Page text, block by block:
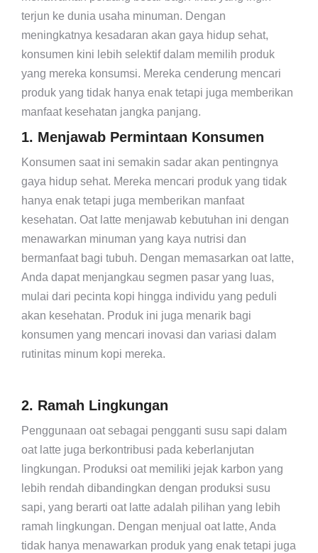
terjun ke dunia usaha minuman. Dengan
meningkatnya kesadaran akan gaya hidup sehat,
konsumen kini lebih selektif dalam memilih produk
yang mereka konsumsi. Mereka cenderung mencari
produk yang tidak hanya enak tetapi juga memberikan
manfaat kesehatan jangka panjang.
1. Menjawab Permintaan Konsumen
Konsumen saat ini semakin sadar akan pentingnya
gaya hidup sehat. Mereka mencari produk yang tidak
hanya enak tetapi juga memberikan manfaat
kesehatan. Oat latte menjawab kebutuhan ini dengan
menawarkan minuman yang kaya nutrisi dan
bermanfaat bagi tubuh. Dengan memasarkan oat latte,
Anda dapat menjangkau segmen pasar yang luas,
mulai dari pecinta kopi hingga individu yang peduli
akan kesehatan. Produk ini juga menarik bagi
konsumen yang mencari inovasi dan variasi dalam
rutinitas minum kopi mereka.
2. Ramah Lingkungan
Penggunaan oat sebagai pengganti susu sapi dalam
oat latte juga berkontribusi pada keberlanjutan
lingkungan. Produksi oat memiliki jejak karbon yang
lebih rendah dibandingkan dengan produksi susu
sapi, yang berarti oat latte adalah pilihan yang lebih
ramah lingkungan. Dengan menjual oat latte, Anda
tidak hanya menawarkan produk yang enak tetapi juga